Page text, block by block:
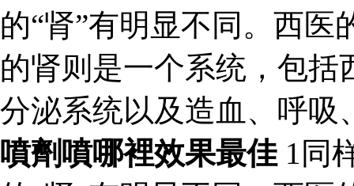
的“肾”有明显不同。西
的肾则是一个系统，包
分泌系统以及造血、呼
噴劑噴哪裡效果最佳 1同